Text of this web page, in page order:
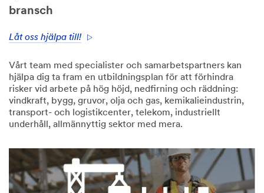
bransch
Låt oss hjälpa till!
Vårt team med specialister och samarbetspartners kan
hjälpa dig ta fram en utbildningsplan för att förhindra
risker vid arbete på hög höjd, nedfirning och räddning:
vindkraft, bygg, gruvor, olja och gas, kemikalieindustrin,
transport- och logistikcenter, telekom, industriellt
underhåll, allmännyttig sektor med mera.